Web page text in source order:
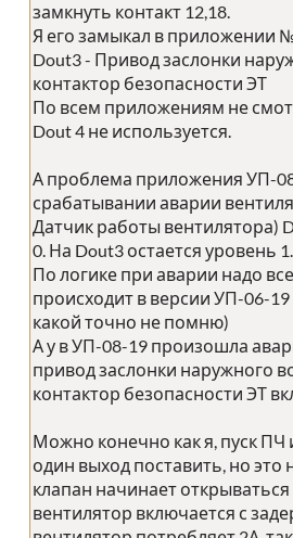
замкнуть контакт 12,18.
Я его замыкал в приложении
Dout3 - Привод заслонки
контактор безопасности ЭТ
По всем приложениям не
Dout 4 не используется.
А проблема приложения УП-
срабатывании аварии
Датчик работы вентилятора)
0. На Dout3 остается уровень 1.
По логике при аварии надо
происходит в версии УП-06-
какой точно не помню)
А у в УП-08-19 произошла
привод заслонки наружного
контактор безопасности ЭТ
Можно конечно как я, пуск ПЧ
один выход поставить, но
клапан начинает открываться
вентилятор включается с